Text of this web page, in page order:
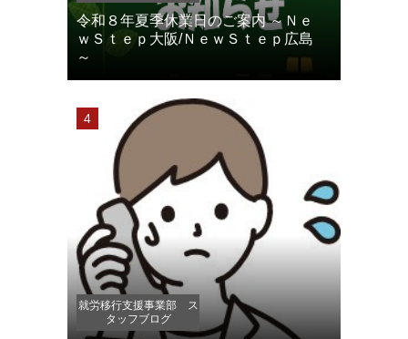
令和８年夏季休業日のご案内 ～Ｎｅ
ｗＳｔｅｐ大阪/ＮｅｗＳｔｅｐ広島
～
就労移行支援事業部 ス
タッフブログ